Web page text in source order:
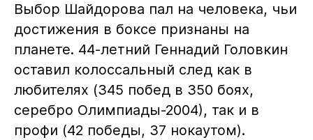
Выбор Шайдорова пал на человека, чьи
достижения в боксе признаны на
планете. 44-летний Геннадий Головкин
оставил колоссальный след как в
любителях (345 побед в 350 боях,
серебро Олимпиады-2004), так и в
профи (42 победы, 37 нокаутом).